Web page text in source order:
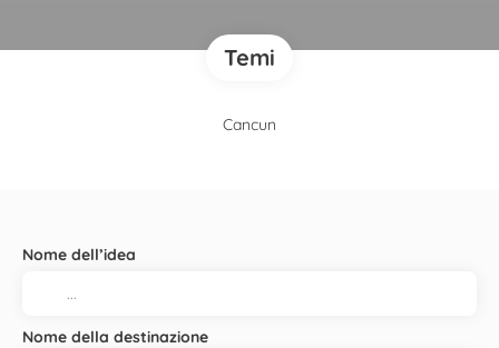
Temi
Cancun
Nome dell’idea
Nome della destinazione